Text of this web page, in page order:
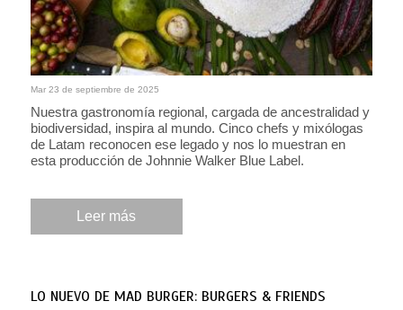
Mar 23 de septiembre de 2025
Nuestra gastronomía regional, cargada de ancestralidad y
biodiversidad, inspira al mundo. Cinco chefs y mixólogas
de Latam reconocen ese legado y nos lo muestran en
esta producción de Johnnie Walker Blue Label.
Leer más
LO NUEVO DE MAD BURGER: BURGERS & FRIENDS